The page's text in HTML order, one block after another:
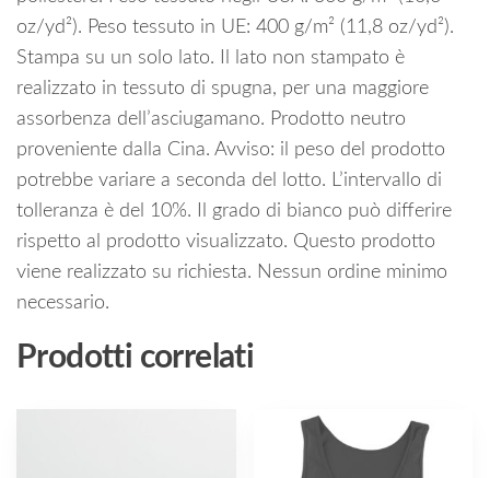
oz/yd²). Peso tessuto in UE: 400 g/m² (11,8 oz/yd²).
Stampa su un solo lato. Il lato non stampato è
realizzato in tessuto di spugna, per una maggiore
assorbenza dell’asciugamano. Prodotto neutro
proveniente dalla Cina. Avviso: il peso del prodotto
potrebbe variare a seconda del lotto. L’intervallo di
tolleranza è del 10%. Il grado di bianco può differire
rispetto al prodotto visualizzato. Questo prodotto
viene realizzato su richiesta. Nessun ordine minimo
necessario.
Prodotti correlati
Questo
prodotto